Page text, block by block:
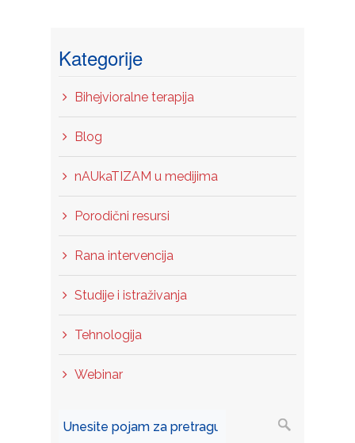
Kategorije
Bihejvioralne terapija
Blog
nAUkaTIZAM u medijima
Porodični resursi
Rana intervencija
Studije i istraživanja
Tehnologija
Webinar